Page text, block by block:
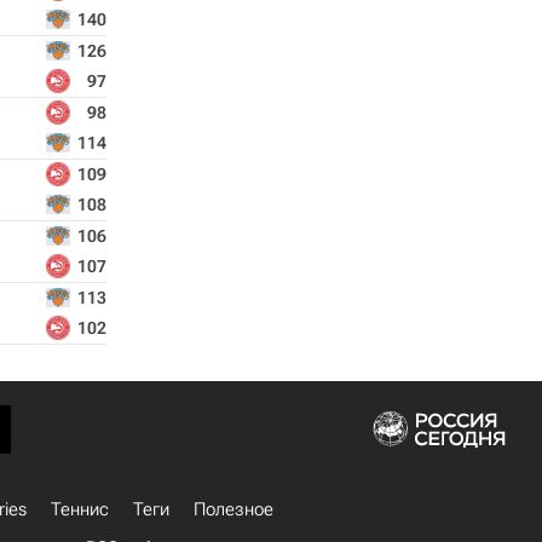
140
126
97
98
114
109
108
106
107
113
102
Теннис Теги
Полезное